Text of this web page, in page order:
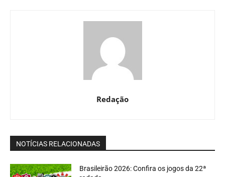
Redação
NOTÍCIAS RELACIONADAS
Brasileirão 2026: Confira os jogos da 22ª